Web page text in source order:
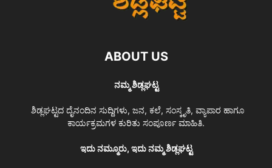
ABOUT US
ನಮ್ಮ ಶಿಡ್ಲಘಟ್ಟ
ಶಿಡ್ಲಘಟ್ಟದ ದೈನಂದಿನ ಸುದ್ದಿಗಳು, ಜನ, ಕಲೆ, ಸಂಸ್ಕೃತಿ, ವ್ಯಾಪಾರ ಹಾಗೂ
ಕಾರ್ಯಕ್ರಮಗಳ ಕುರಿತು ಸಂಪೂರ್ಣ ಮಾಹಿತಿ.
ಇದು ನಮ್ಮೂರು, ಇದು ನಮ್ಮ ಶಿಡ್ಲಘಟ್ಟ